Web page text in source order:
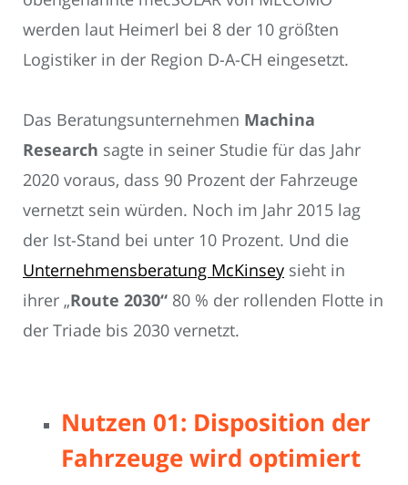
werden laut Heimerl bei 8 der 10 größten
Logistiker in der Region D-A-CH eingesetzt.
Das Beratungsunternehmen Machina
Research sagte in seiner Studie für das Jahr
2020 voraus, dass 90 Prozent der Fahrzeuge
vernetzt sein würden. Noch im Jahr 2015 lag
der Ist-Stand bei unter 10 Prozent. Und die
Unternehmensberatung McKinsey sieht in
ihrer „Route 2030“ 80 % der rollenden Flotte in
der Triade bis 2030 vernetzt.
Nutzen 01: Disposition der
Fahrzeuge wird optimiert